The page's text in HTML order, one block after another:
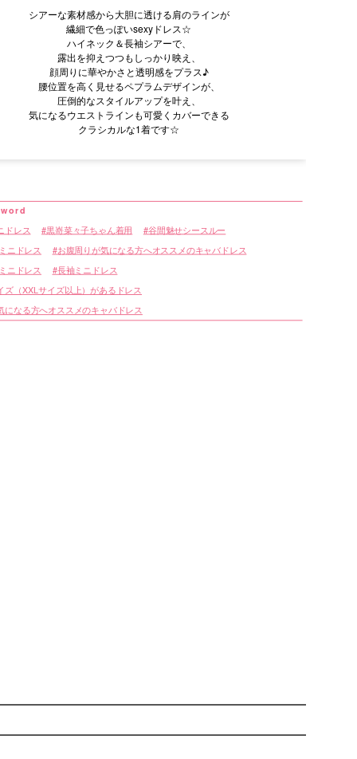
シアーな素材感から大胆に透ける肩のラインが
繊細で色っぽいsexyドレス☆
ハイネック＆長袖シアーで、
露出を抑えつつもしっかり映え、
顔周りに華やかさと透明感をプラス♪
腰位置を高く見せるペプラムデザインが、
圧倒的なスタイルアップを叶え、
気になるウエストラインも可愛くカバーできる
クラシカルな1着です☆
ドレス 黒嵜菜々子ちゃん着用 谷間魅せシースルー
ニドレス お腹周りが気になる方へオススメのキャバドレス
ニドレス 長袖ミニドレス
ズ（XXLサイズ以上）があるドレス
になる方へオススメのキャバドレス